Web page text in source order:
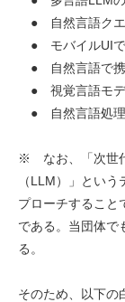
● 自然言語クエ
● モバイルUIで
● 自然言語で携
● 視覚言語モデ
● 自然言語処理
※ なお、「次世
（LLM）」とい
プローチすること
である。当団体で
る。
そのため、以下の